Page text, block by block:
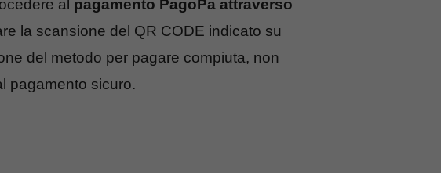
al pagamento PagoPa attraverso
la scansione del QR CODE indicato su
del metodo per pagare compiuta, non
pagamento sicuro.